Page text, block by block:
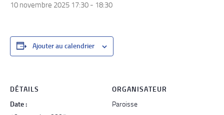
10 novembre 2025 17:30 - 18:30
Ajouter au calendrier
DÉTAILS
Date :
ORGANISATEUR
Paroisse